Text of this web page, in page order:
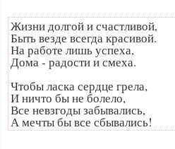
Жизни долгой и счастливой,
Быть везде всегда красивой.
На работе лишь успеха,
Дома - радости и смеха.
Чтобы ласка сердце грела,
И ничто бы не болело,
Все невзгоды забывались,
А мечты бы все сбывались!